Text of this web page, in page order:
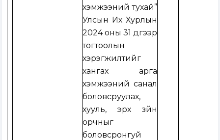
хэмжээний тухай”
Улсын Их Хурлын
2024 оны 31 дүгээр
тогтоолын
хэрэгжилтийг
хангах арга
хэмжээний санал
боловсруулах,
хууль, эрх зүйн
орчныг
боловсронгуй